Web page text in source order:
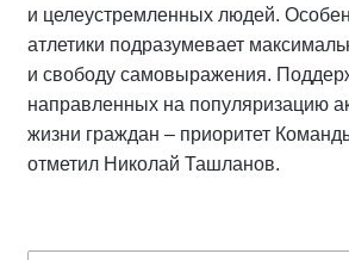
и целеустремленных людей.
атлетики подразумевает
и свободу самовыражения.
направленных на популяризацию
жизни граждан – приоритет
отметил Николай Ташланов.